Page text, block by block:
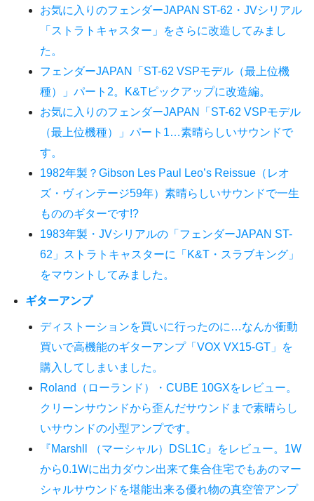
お気に入りのフェンダーJAPAN ST-62・JVシリアル
「ストラトキャスター」をさらに改造してみまし
た。
フェンダーJAPAN「ST-62 VSPモデル（最上位機
種）」パート2。K&Tピックアップに改造編。
お気に入りのフェンダーJAPAN「ST-62 VSPモデル
（最上位機種）」パート1…素晴らしいサウンドで
す。
1982年製？Gibson Les Paul Leo’s Reissue（レオ
ズ・ヴィンテージ59年）素晴らしいサウンドで一生
もののギターです!?
1983年製・JVシリアルの「フェンダーJAPAN ST-
62」ストラトキャスターに「K&T・スラブキング」
をマウントしてみました。
ギターアンプ
ディストーションを買いに行ったのに…なんか衝動
買いで高機能のギターアンプ「VOX VX15-GT」を
購入してしまいました。
Roland（ローランド）・CUBE 10GXをレビュー。
クリーンサウンドから歪んだサウンドまで素晴らし
いサウンドの小型アンプです。
『Marshll （マーシャル）DSL1C』をレビュー。1W
から0.1Wに出力ダウン出来て集合住宅でもあのマー
シャルサウンドを堪能出来る優れ物の真空管アンプ